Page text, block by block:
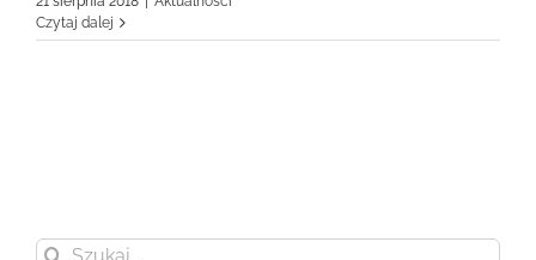
Czytaj dalej
Szukaj